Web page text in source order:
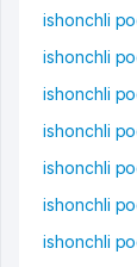
ishonchli
ishonchli
ishonchli
ishonchli
ishonchli
ishonchli
ishonchli